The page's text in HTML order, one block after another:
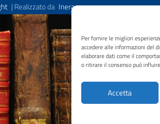
Per fornire le migliori
accedere alle informazioni del
elaborare dati come il
o ritirare il consenso può
Accetta
| Realizzato da Inera